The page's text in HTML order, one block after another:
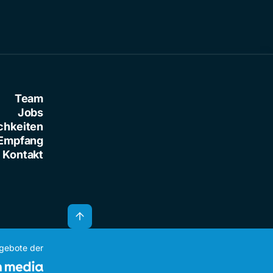
Team
Jobs
Kontakt
der